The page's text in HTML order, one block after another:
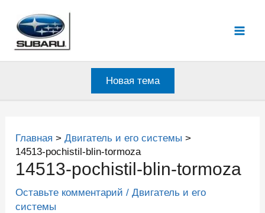
содержимому
Новая тема
Главная
Двигатель и его системы
14513-pochistil-blin-tormoza
14513-pochistil-blin-tormoza
Оставьте комментарий /Двигатель и его
системы